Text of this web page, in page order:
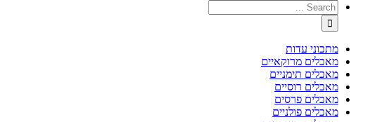
מתכוני עדות
מאכלים מרוקאיים
מאכלים תימניים
מאכלים רוסיים
מאכלים פרסים
מאכלים פולניים